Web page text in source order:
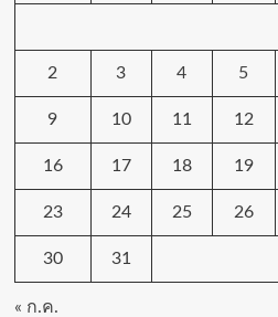
2 3 4 5
9 10 11 12
16 17 18 19
23 24 25 26
30 31
« ก.ค.